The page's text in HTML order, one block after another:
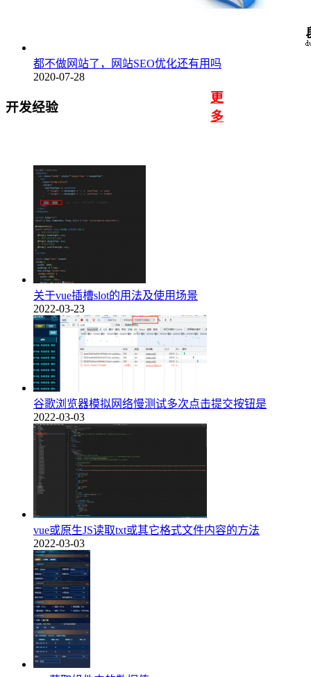
都不做网站了，网站SEO优化还有用吗
2020-07-28
开发经验
更
多
关于vue插槽slot的用法及使用场景
2022-03-23
谷歌浏览器模拟网络慢测试多次点击提交按钮是
2022-03-03
vue或原生JS读取txt或其它格式文件内容的方法
2022-03-03